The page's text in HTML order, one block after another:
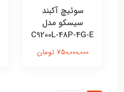
سوئیچ آکبند
سیسکو مدل
C9200L-48P-4G-E
750,000,000 تومان